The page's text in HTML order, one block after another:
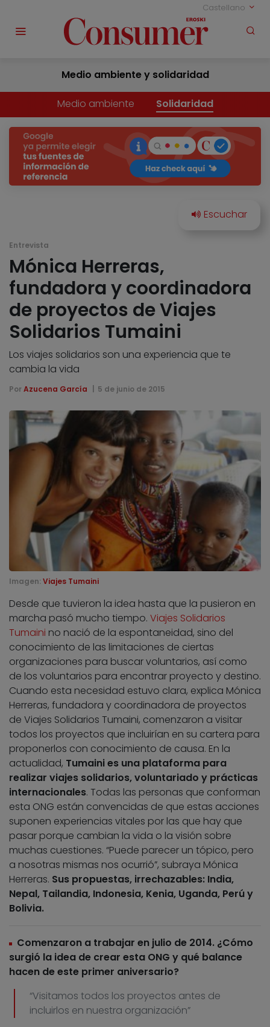
Castellano
Medio ambiente y solidaridad
Medio ambiente Solidaridad
Entrevista
Mónica Herreras,
fundadora y coordinadora
de proyectos de Viajes
Solidarios Tumaini
Los viajes solidarios son una experiencia que te
cambia la vida
Por Azucena García 5 de junio de 2015
Imagen: Viajes Tumaini
Desde que tuvieron la idea hasta que la pusieron en
marcha pasó mucho tiempo. Viajes Solidarios
Tumaini no nació de la espontaneidad, sino del
conocimiento de las limitaciones de ciertas
organizaciones para buscar voluntarios, así como
de los voluntarios para encontrar proyecto y destino.
Cuando esta necesidad estuvo clara, explica Mónica
Herreras, fundadora y coordinadora de proyectos
de Viajes Solidarios Tumaini, comenzaron a visitar
todos los proyectos que incluirían en su cartera para
proponerlos con conocimiento de causa. En la
actualidad, Tumaini es una plataforma para
realizar viajes solidarios, voluntariado y prácticas
internacionales. Todas las personas que conforman
esta ONG están convencidas de que estas acciones
suponen experiencias vitales por las que hay que
pasar porque cambian la vida o la visión sobre
muchas cuestiones. “Puede parecer un tópico, pero
a nosotras mismas nos ocurrió”, subraya Mónica
Herreras. Sus propuestas, irrechazables: India,
Nepal, Tailandia, Indonesia, Kenia, Uganda, Perú y
Bolivia.
Comenzaron a trabajar en julio de 2014. ¿Cómo
surgió la idea de crear esta ONG y qué balance
hacen de este primer aniversario?
“Visitamos todos los proyectos antes de
incluirlos en nuestra organización”